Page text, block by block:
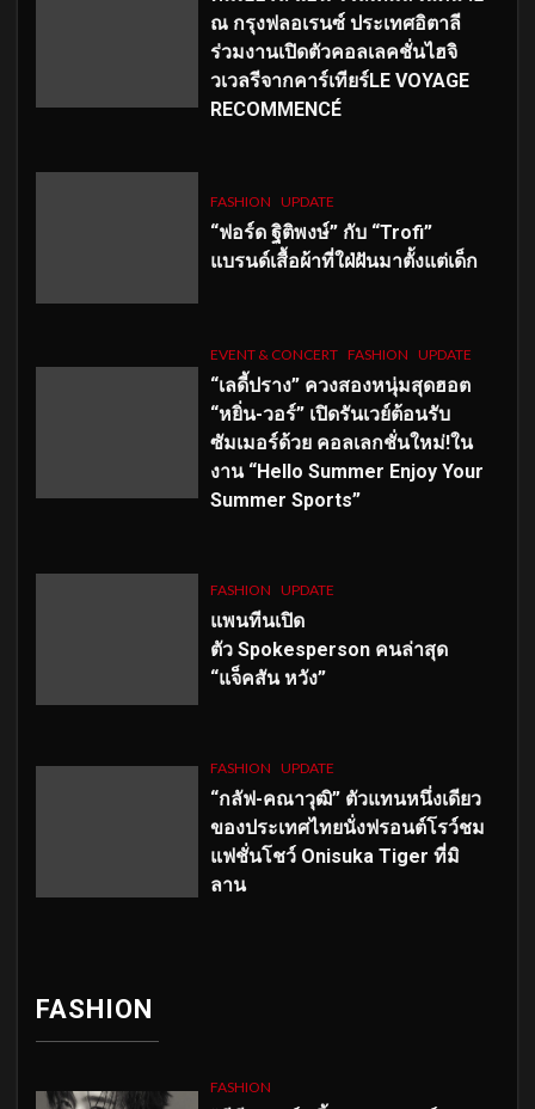
ณ กรุงฟลอเรนซ์ ประเทศอิตาลี
ร่วมงานเปิดตัวคอลเลคชั่นไฮจิ
วเวลรีจากคาร์เทียร์LE VOYAGE
RECOMMENCÉ
FASHION UPDATE
“ฟอร์ด ฐิติพงษ์” กับ “Trofi”
แบรนด์เสื้อผ้าที่ใฝ่ฝันมาตั้งแต่เด็ก
EVENT & CONCERT FASHION UPDATE
“เลดี้ปราง” ควงสองหนุ่มสุดฮอต
“หยิ่น-วอร์” เปิดรันเวย์ต้อนรับ
ซัมเมอร์ด้วย คอลเลกชั่นใหม่!ใน
งาน “Hello Summer Enjoy Your
Summer Sports”
FASHION UPDATE
แพนทีนเปิด
ตัว Spokesperson คนล่าสุด
“แจ็คสัน หวัง”
FASHION UPDATE
“กลัฟ-คณาวุฒิ” ตัวแทนหนึ่งเดียว
ของประเทศไทยนั่งฟรอนต์โรว์ชม
แฟชั่นโชว์ Onisuka Tiger ที่มิ
ลาน
FASHION
FASHION